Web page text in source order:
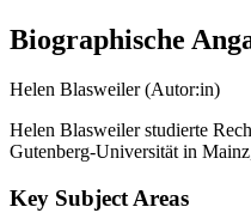
Biographische
Helen Blasweiler (Autor:in)
Helen Blasweiler studierte
Gutenberg-Universität in
Key Subject Areas